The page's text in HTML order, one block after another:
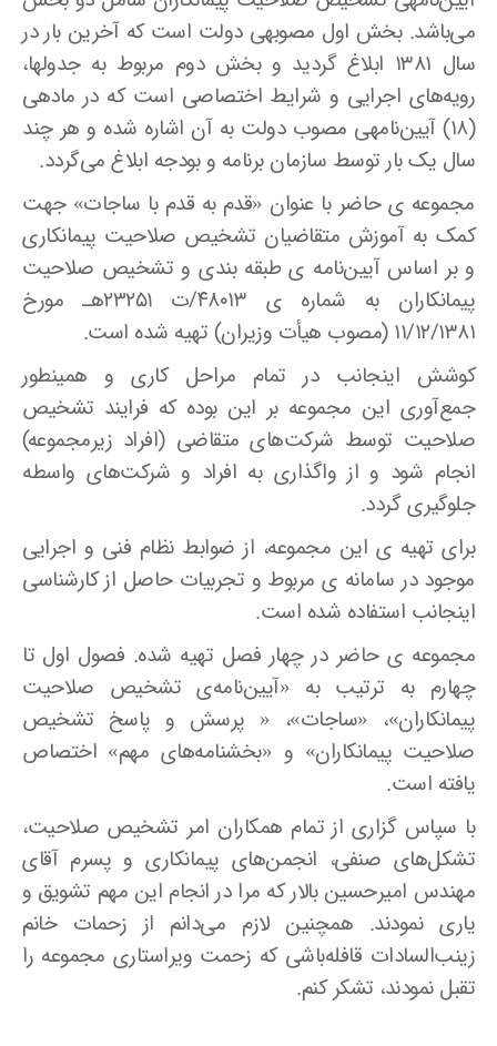
می‌باشد. بخش اول مصوبه­ی دولت است که آخرین بار در
سال ۱۳۸۱ ابلاغ گردید و بخش دوم مربوط به جدول­ها،
رویه‌های اجرایی و شرایط اختصاصی است که در ماده­ی
(۱۸) آیین‌نامه­ی مصوب دولت به آن اشاره شده و هر چند
سال یک بار توسط سازمان برنامه و بودجه ابلاغ می‌گردد.
مجموعه­ ی حاضر با عنوان «قدم به قدم با ساجات» جهت
کمک به آموزش متقاضیان تشخیص صلاحیت پیمانکاری
و بر اساس آیین‌نامه­ ی طبقه­ بندی و تشخیص صلاحیت
پیمانکاران به شماره­ ی ۴۸۰۱۳/ت 23251هـ مورخ
۱۱/۱۲/۱۳۸۱ (مصوب هیأت وزیران) تهیه شده است.
کوشش اینجانب در تمام مراحل ‌کاری و همینطور
جمع‌آوری این مجموعه بر این بوده که فرایند تشخیص
صلاحیت توسط شرکت‌های متقاضی (افراد زیرمجموعه)
انجام شود و از واگذاری به افراد و شرکت‌های واسطه
جلوگیری گردد.
برای تهیه­ ی این مجموعه، از ضوابط نظام فنی و اجرایی
موجود در سامانه ­ی مربوط و تجربیات حاصل از کارشناسی
اینجانب استفاده شده است.
مجموعه­ ی حاضر در چهار فصل تهیه شده. فصول اول تا
چهارم به ترتیب به «آیین‌نامه‌ی تشخیص صلاحیت
پیمانکاران»، «ساجات»، « پرسش و پاسخ تشخیص
صلاحیت پیمانکاران» و «بخشنامه‌های مهم» اختصاص
یافته است.
با سپاس گزاری از تمام همکاران امر تشخیص صلاحیت،
تشکل‌های صنفی، انجمن‌های پیمانکاری و پسرم آقای
مهندس امیرحسین بالار که مرا در انجام این مهم تشویق و
یاری نمودند. همچنین لازم می‌دانم از زحمات خانم
زینب‌السادات قافله‌باشی که زحمت ویراستاری مجموعه را
تقبل نمودند، تشکر کنم.